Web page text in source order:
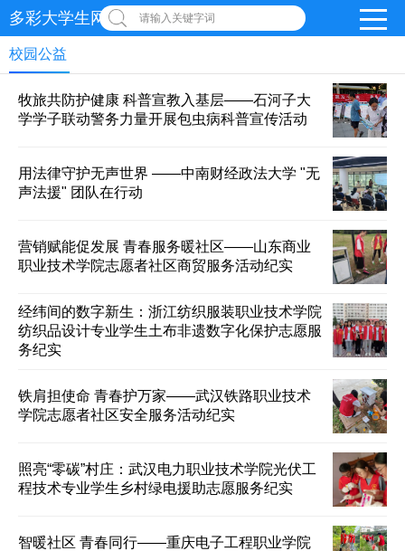
多彩大学生网-首页请输入关键字词
校园公益
牧旅共防护健康 科普宣教入基层——石河子大
学学子联动警务力量开展包虫病科普宣传活动
用法律守护无声世界 ——中南财经政法大学 "无
声法援" 团队在行动
营销赋能促发展 青春服务暖社区——山东商业
职业技术学院志愿者社区商贸服务活动纪实
经纬间的数字新生：浙江纺织服装职业技术学院
纺织品设计专业学生土布非遗数字化保护志愿服
务纪实
铁肩担使命 青春护万家——武汉铁路职业技术
学院志愿者社区安全服务活动纪实
照亮“零碳”村庄：武汉电力职业技术学院光伏工
程技术专业学生乡村绿电援助志愿服务纪实
智暖社区 青春同行——重庆电子工程职业学院